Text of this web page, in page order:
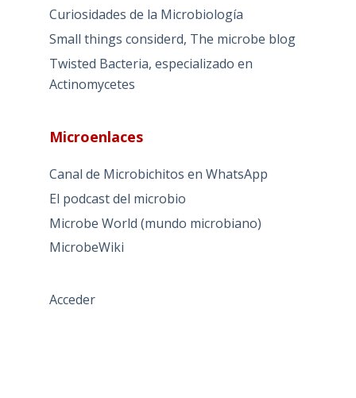
Curiosidades de la Microbiología
Small things considerd, The microbe blog
Twisted Bacteria, especializado en
Actinomycetes
Microenlaces
Canal de Microbichitos en WhatsApp
El podcast del microbio
Microbe World (mundo microbiano)
MicrobeWiki
Acceder